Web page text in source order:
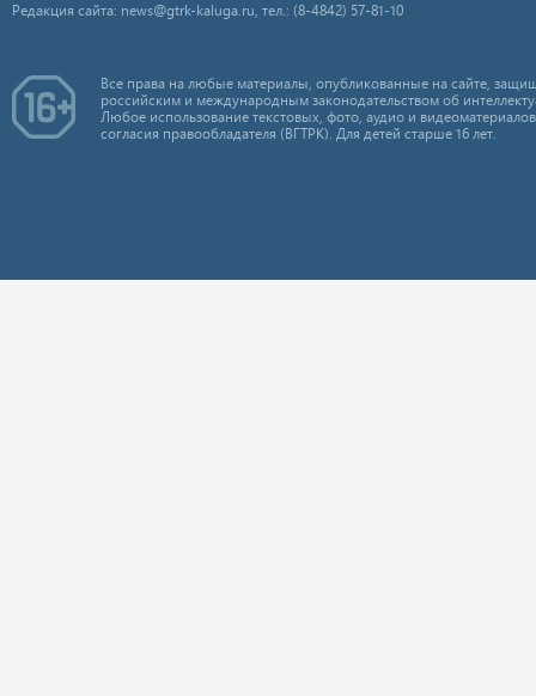
Редакция сайта: news@gtrk-kaluga.ru, тел.: (8-4842) 57-81-10
Все права на любые материалы, опубликованные на сайте,
российским и международным законодательством об
Любое использование текстовых, фото, аудио и
согласия правообладателя (ВГТРК). Для детей старше 16 лет.